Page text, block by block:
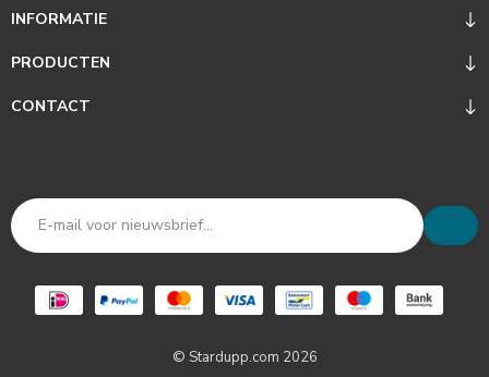
INFORMATIE
PRODUCTEN
CONTACT
© Stardupp.com 2026